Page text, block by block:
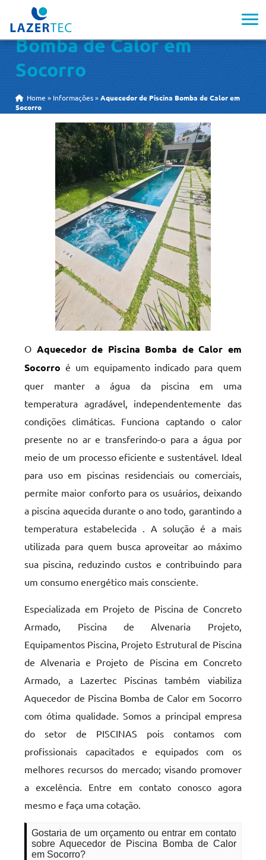
Aquecedor de Piscina
Bomba de Calor em
Socorro
Home » Informações »Aquecedor de Piscina Bomba de Calor em
Socorro
O Aquecedor de Piscina Bomba de Calor em
Socorro é um equipamento indicado para quem
quer manter a água da piscina em uma
temperatura agradável, independentemente das
condições climáticas. Funciona captando o calor
presente no ar e transferindo-o para a água por
meio de um processo eficiente e sustentável. Ideal
para uso em piscinas residenciais ou comerciais,
permite maior conforto para os usuários, deixando
a piscina aquecida durante o ano todo, garantindo a
temperatura estabelecida . A solução é a mais
utilizada para quem busca aproveitar ao máximo
sua piscina, reduzindo custos e contribuindo para
um consumo energético mais consciente.
Especializada em Projeto de Piscina de Concreto
Armado, Piscina de Alvenaria Projeto,
Equipamentos Piscina, Projeto Estrutural de Piscina
de Alvenaria e Projeto de Piscina em Concreto
Armado, a Lazertec Piscinas também viabiliza
Aquecedor de Piscina Bomba de Calor em Socorro
com ótima qualidade. Somos a principal empresa
do setor de PISCINAS pois contamos com
profissionais capacitados e equipados com os
melhores recursos do mercado; visando promover
a excelência. Entre em contato conosco agora
mesmo e faça uma cotação.
Gostaria de um orçamento ou entrar em contato
sobre Aquecedor de Piscina Bomba de Calor
em Socorro?